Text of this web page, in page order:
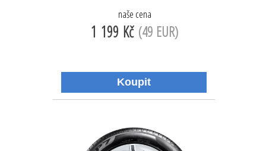
naše cena
1 199 Kč (49 EUR)